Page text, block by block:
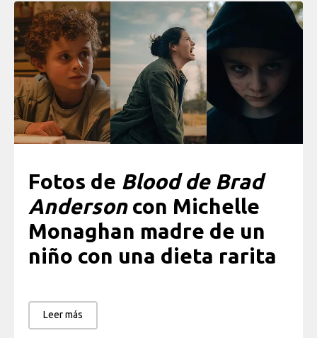
Fotos de Blood de Brad
Andersoncon Michelle
Monaghan madre de un
niño con una dieta rarita
Leer más